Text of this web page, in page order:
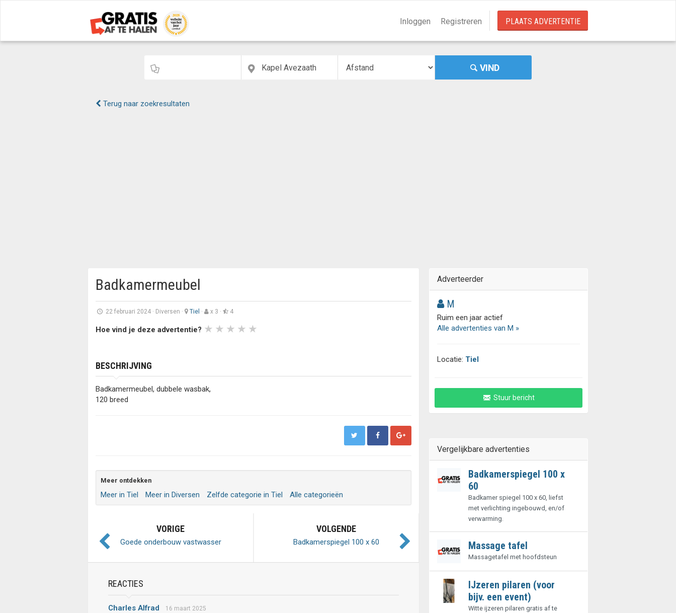
Inloggen Registreren PLAATS ADVERTENTIE
VIND
Terug naar zoekresultaten
Badkamermeubel
22 februari 2024· Diversen · Tiel · x 3 · 4
Hoe vind je deze advertentie?
BESCHRIJVING
Badkamermeubel, dubbele wasbak,
120 breed
Meer ontdekken
Meer in Tiel Meer in Diversen Zelfde categorie in Tiel Alle categorieën
VORIGE
Goede onderbouw vastwasser
VOLGENDE
Badkamerspiegel 100 x 60
REACTIES
Charles Alfrad 16 maart 2025
Adverteerder
M
Ruim een jaar actief
Alle advertenties van M »
Locatie: Tiel
Stuur bericht
Vergelijkbare advertenties
Badkamerspiegel 100 x
60
Badkamer spiegel 100 x 60, liefst
met verlichting ingebouwd, en/of
verwarming.
Massage tafel
Massagetafel met hoofdsteun
IJzeren pilaren (voor
bijv. een event)
Witte ijzeren pilaren gratis af te